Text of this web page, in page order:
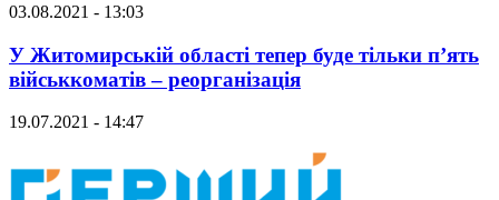
03.08.2021 - 13:03
У Житомирській області тепер буде тільки п’ять
військкоматів – реорганізація
19.07.2021 - 14:47